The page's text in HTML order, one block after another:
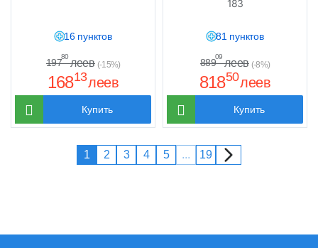
16 пунктов
16813леев
197
80
леев (-15%)
Купить
183
81 пунктов
81850леев
889
09
леев (-8%)
Купить
1 2 3 4 5 ... 19